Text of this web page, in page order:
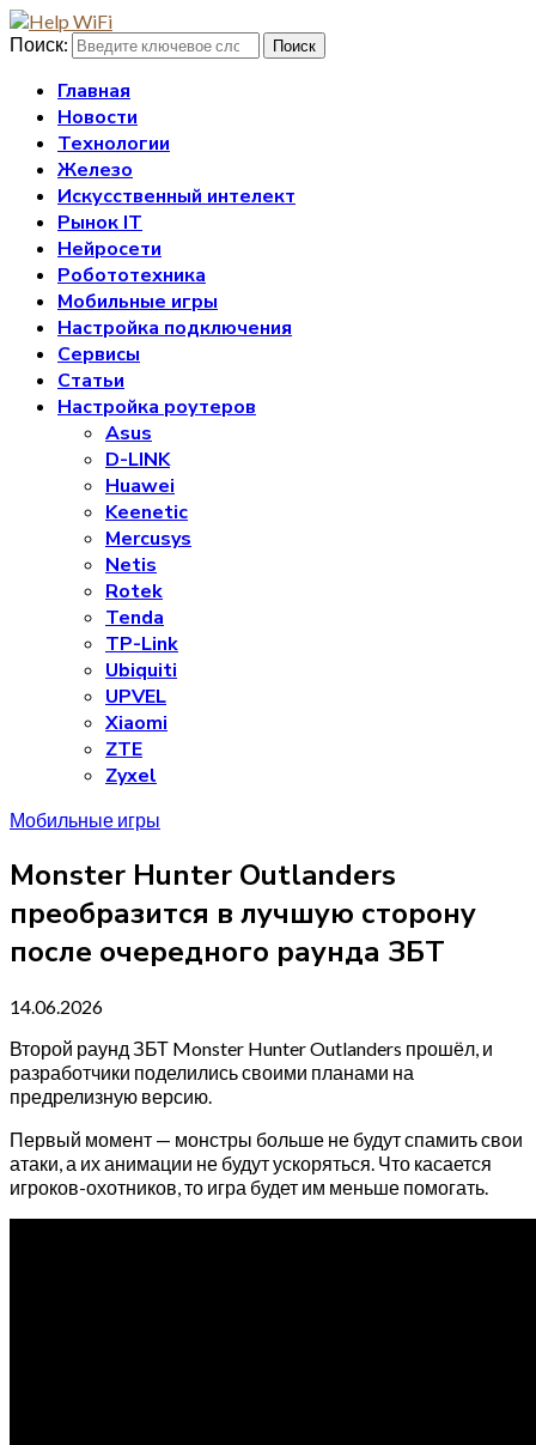
Поиск: Поиск
Главная
Новости
Технологии
Железо
Искусственный интелект
Рынок IT
Нейросети
Робототехника
Мобильные игры
Настройка подключения
Сервисы
Статьи
Настройка роутеров
Asus
D-LINK
Huawei
Keenetic
Mercusys
Netis
Rotek
Tenda
TP-Link
Ubiquiti
UPVEL
Xiaomi
ZTE
Zyxel
Мобильные игры
Monster Hunter Outlanders
преобразится в лучшую сторону
после очередного раунда ЗБТ
14.06.2026
Второй раунд ЗБТ Monster Hunter Outlanders прошёл, и
разработчики поделились своими планами на
предрелизную версию.
Первый момент — монстры больше не будут спамить свои
атаки, а их анимации не будут ускоряться. Что касается
игроков-охотников, то игра будет им меньше помогать.